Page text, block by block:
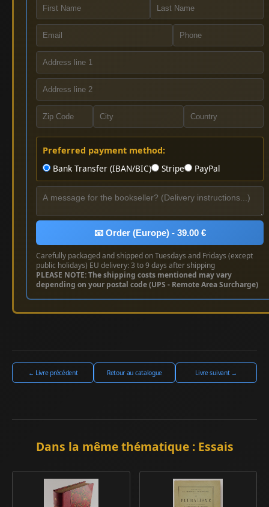
Preferred payment method:
Bank Transfer (IBAN/BIC)
Stripe PayPal
📧 Order (Europe) - 39.00 €
Carefully packaged and shipped on Tuesdays and Fridays (except
public holidays) EU delivery: 3 to 9 days after shipping
PLEASE NOTE: The shipping costs mentioned may vary
depending on your postal code (UPS - Remote Area Surcharge)
← Livre précédent Retour au catalogue Livre suivant →
Dans la même thématique : Essais